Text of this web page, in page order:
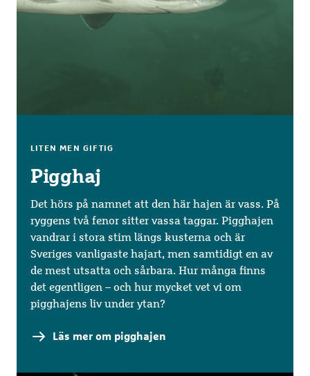
LITEN MEN GIFTIG
Pigghaj
Det hörs på namnet att den här hajen är vass. På
ryggens två fenor sitter vassa taggar. Pigghajen
vandrar i stora stim längs kusterna och är
Sveriges vanligaste hajart, men samtidigt en av
de mest utsatta och sårbara. Hur många finns
det egentligen – och hur mycket vet vi om
pigghajens liv under ytan?
Läs mer om pigghajen